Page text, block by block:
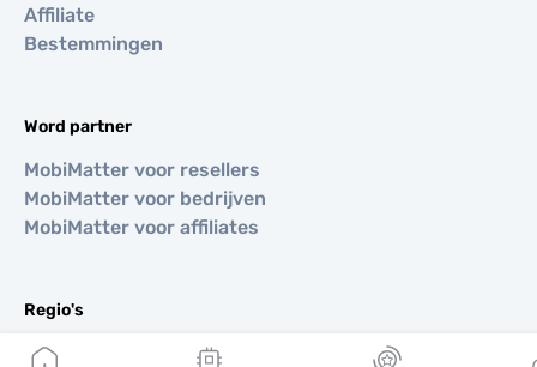
Affiliate
Bestemmingen
Word partner
MobiMatter voor resellers
MobiMatter voor bedrijven
MobiMatter voor affiliates
Regio's
eSIM voor Europa